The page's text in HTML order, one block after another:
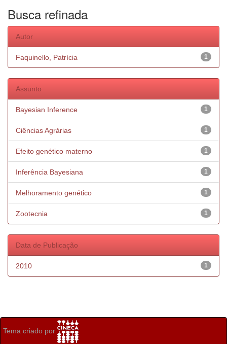
Busca refinada
Autor
1
Faquinello, Patrícia
Assunto
1
Bayesian Inference
1
Ciências Agrárias
1
Efeito genético materno
1
Inferência Bayesiana
1
Melhoramento genético
1
Zootecnia
Data de Publicação
1
2010
Tema criado por